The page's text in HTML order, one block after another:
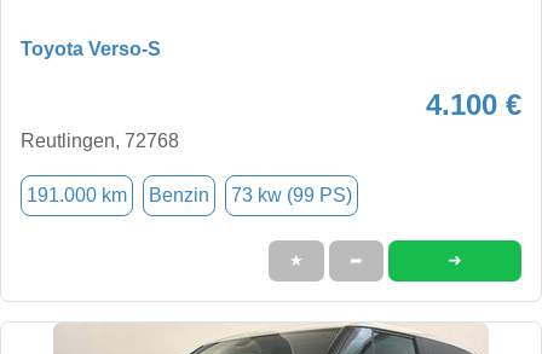
Toyota Verso-S
4.100 €
Reutlingen, 72768
191.000 km Benzin 73 kw (99 PS)
★ ➦ ➜